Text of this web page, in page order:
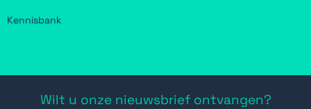
Kennisbank
Wilt u onze nieuwsbrief ontvangen?